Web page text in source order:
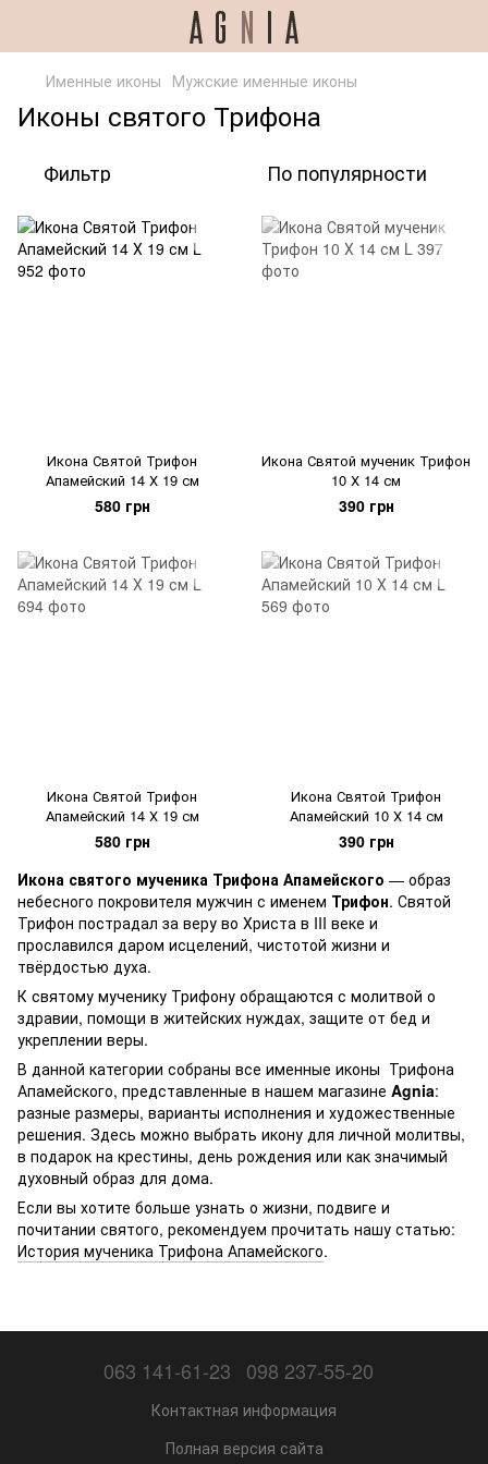
Именные иконы Мужские именные иконы
Иконы святого Трифона
Фильтр По популярности
Икона Святой Трифон
Апамейский 14 Х 19 см
580 грн
Икона Святой мученик Трифон
10 Х 14 см
390 грн
Икона Святой Трифон
Апамейский 14 Х 19 см
580 грн
Икона Святой Трифон
Апамейский 10 Х 14 см
390 грн
Икона святого мученика Трифона Апамейского — образ
небесного покровителя мужчин с именем Трифон. Святой
Трифон пострадал за веру во Христа в III веке и
прославился даром исцелений, чистотой жизни и
твёрдостью духа.
К святому мученику Трифону обращаются с молитвой о
здравии, помощи в житейских нуждах, защите от бед и
укреплении веры.
В данной категории собраны все именные иконы Трифона
Апамейского, представленные в нашем магазине Agnia:
разные размеры, варианты исполнения и художественные
решения. Здесь можно выбрать икону для личной молитвы,
в подарок на крестины, день рождения или как значимый
духовный образ для дома.
Если вы хотите больше узнать о жизни, подвиге и
почитании святого, рекомендуем прочитать нашу статью:
История мученика Трифона Апамейского.
063 141-61-23 098 237-55-20
Контактная информация
Полная версия сайта